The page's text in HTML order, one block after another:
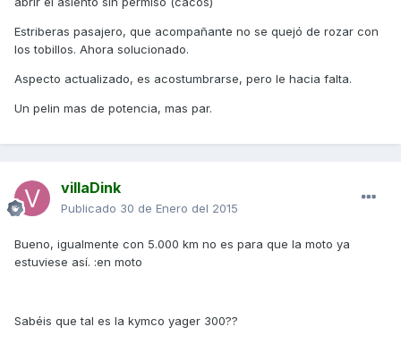
Estriberas pasajero, que acompañante no se quejó de rozar con
los tobillos. Ahora solucionado.
Aspecto actualizado, es acostumbrarse, pero le hacia falta.
Un pelin mas de potencia, mas par.
villaDink
Publicado 30 de Enero del 2015
Bueno, igualmente con 5.000 km no es para que la moto ya
estuviese así. :en moto
Sabéis que tal es la kymco yager 300??